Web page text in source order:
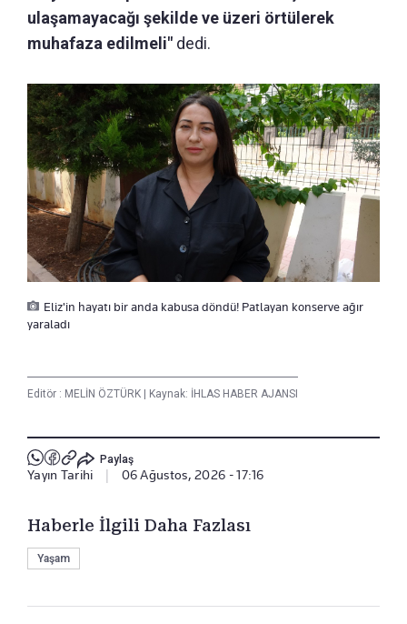
ulaşamayacağı şekilde ve üzeri örtülerek
muhafaza edilmeli" dedi.
Eliz'in hayatı bir anda kabusa döndü! Patlayan konserve ağır
yaraladı
Editör : MELİN ÖZTÜRK Kaynak: İHLAS HABER AJANSI
Paylaş
Yayın Tarihi 06 Ağustos, 2026 - 17:16
Haberle İlgili Daha Fazlası
Yaşam